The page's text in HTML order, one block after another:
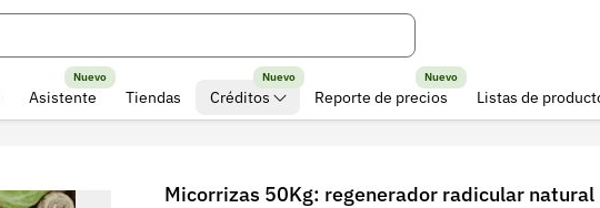
Asistente
Nuevo
Tiendas Créditos
Nuevo
Reporte de precios
Nuevo
Listas de
Micorrizas 50Kg: regenerador radicular natural